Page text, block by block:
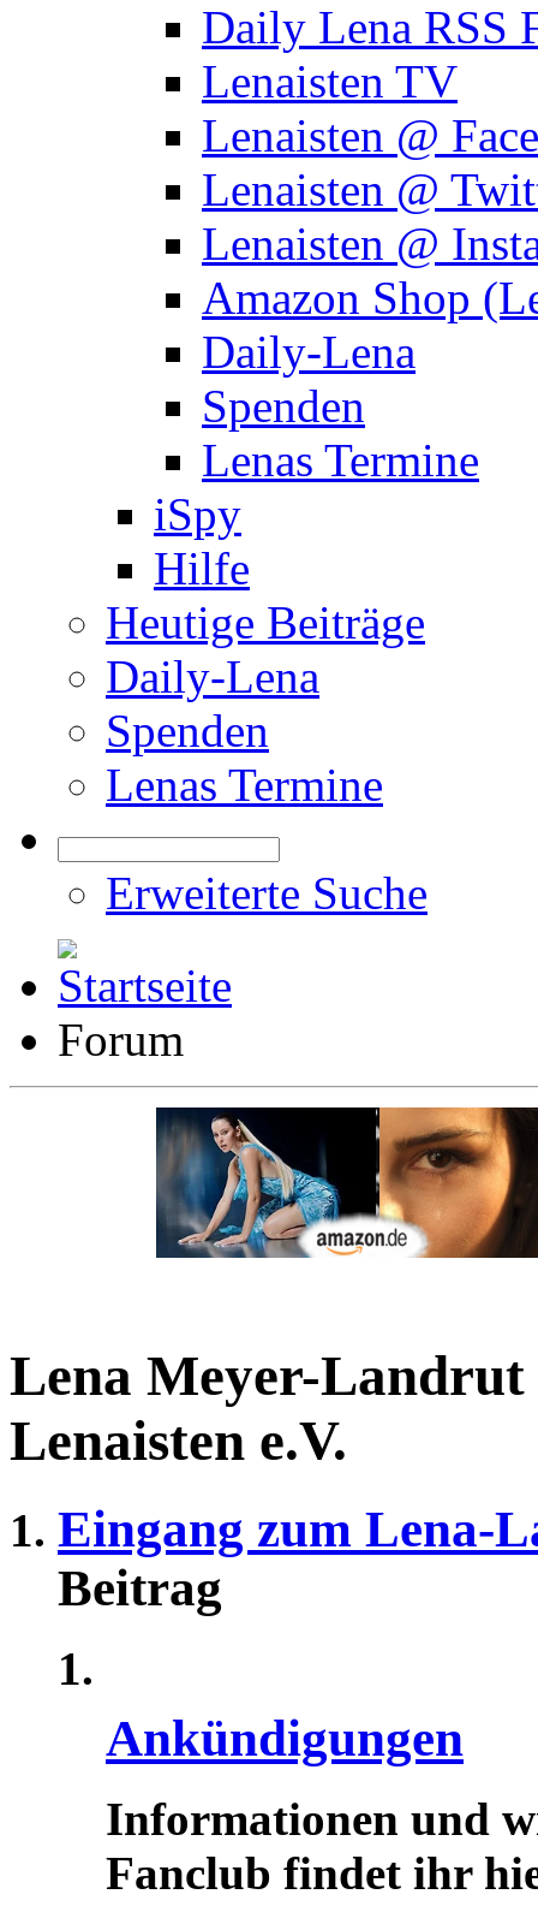
Daily Lena RSS
Lenaisten TV
Lenaisten @
Lenaisten @
Lenaisten @
Amazon Shop
Daily-Lena
Spenden
Lenas Termine
iSpy
Hilfe
Heutige Beiträge
Daily-Lena
Spenden
Lenas Termine
Erweiterte Suche
Forum
Lena Meyer-
Lenaisten e.V.
Eingang zum Lena-
Beitrag
Ankündigungen
Informationen und
Fanclub findet ihr